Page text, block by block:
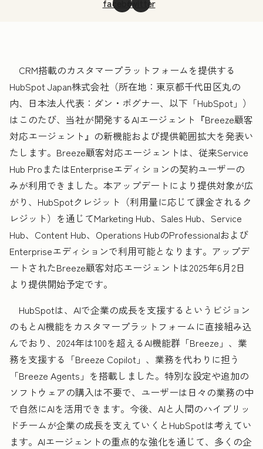
facebooktwitter
CRM搭載のカスタマープラットフォームを提供する
HubSpot Japan株式会社（所在地：東京都千代田区丸の
内、日本法人代表：ダン・ボグナー、以下「HubSpot」）
はこのたび、当社が開発するAIエージェント『Breeze顧客
対応エージェント』の新機能および提供範囲拡大を発表い
たします。Breeze顧客対応エージェントは、従来Service
Hub ProまたはEnterpriseエディションの契約ユーザーの
みが利用できました。本アップデートにより提供対象が広
がり、HubSpotクレジット（利用量に応じて課金されるク
レジット）を通じてMarketing Hub、Sales Hub、Service
Hub、Content Hub、Operations HubのProfessionalおよび
Enterpriseエディションで利用可能となります。アップデ
ートされたBreeze顧客対応エージェントは2025年6月2日
より提供開始予定です。
HubSpotは、AIで企業の成長を支援するというビジョン
のもとAI機能をカスタマープラットフォームに直接組み込
んでおり、2024年は100を超えるAI機能群「Breeze」、業
務を支援する「Breeze Copilot」、業務を代わりに担う
「Breeze Agents」を搭載しました。特別な設定や追加の
ソフトウェアの購入は不要で、ユーザーは日々の業務の中
で自然にAIを活用できます。今後、AIと人間のハイブリッ
ドチームが企業の成長を支えていくとHubSpotは考えてい
ます。AIエージェントの重点的な強化を通じて、多くの企